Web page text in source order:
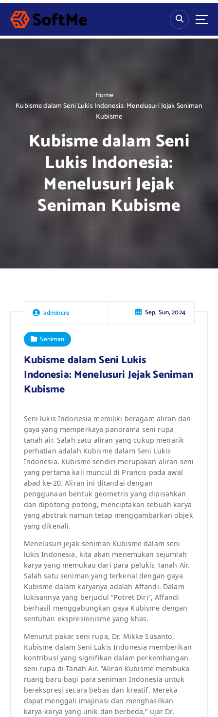
S
p
Home
Kubisme dalam Seni Lukis Indonesia: Menelusuri Jejak Seniman
Kubisme
Kubisme dalam Seni
Lukis Indonesia:
Menelusuri Jejak
Seniman Kubisme
admincre Sep, Sun, 2024
Seniman
Kubisme dalam Seni Lukis
Indonesia: Menelusuri Jejak Seniman
Kubisme
Seni lukis Indonesia memiliki beragam aliran dan
gaya yang memperkaya panorama seni rupa
tanah air. Salah satu aliran yang cukup menarik
perhatian adalah Kubisme dalam Seni Lukis
Indonesia. Kubisme sendiri merupakan aliran seni
yang pertama kali muncul di Prancis pada awal
abad ke-20. Aliran ini ditandai dengan
penggunaan bentuk geometris yang dipisahkan
dan dipotong-potong, menciptakan sebuah karya
yang abstrak namun tetap menggambarkan objek
yang dikenali.
Menelusuri jejak seniman Kubisme dalam seni
lukis Indonesia, kita akan menemukan sejumlah
karya yang memukau dari para pelukis Tanah Air.
Salah satu seniman yang terkenal dengan gaya
Kubisme dalam karyanya adalah Affandi. Dalam
lukisannya yang berjudul “Potret Diri”, Affandi
berhasil menggabungkan gaya Kubisme dengan
sentuhan ekspresionisme yang khas.
Menurut pakar seni rupa, Dr. Mikke Susanto,
Kubisme dalam Seni Lukis Indonesia memberikan
kontribusi yang signifikan dalam perkembangan
seni rupa di Tanah Air. “Aliran Kubisme membuka
ruang baru bagi para seniman Indonesia untuk
berekspresi secara bebas dan kreatif. Mereka
dapat menggali imajinasi dan menghasilkan
karya-karya yang unik dan berbeda,” ujar Dr.